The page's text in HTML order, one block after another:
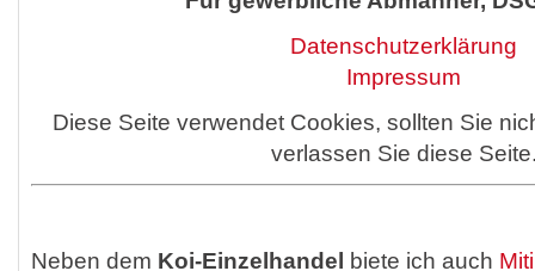
Datenschutzerklärung
Impressum
Diese Seite verwendet Cookies, sollten Sie
verlassen Sie diese
Neben dem Koi-Einzelhandel biete ich auch